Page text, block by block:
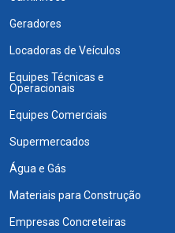
Geradores
Locadoras de Veículos
Equipes Técnicas e
Operacionais
Equipes Comerciais
Supermercados
Água e Gás
Materiais para Construção
Empresas Concreteiras